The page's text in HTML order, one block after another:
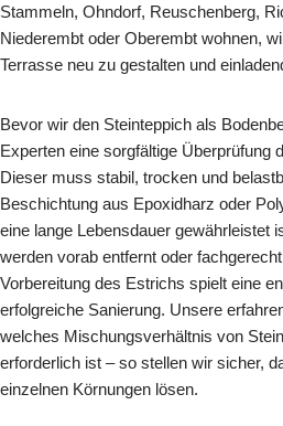
Stammeln, Ohndorf, Reuschenberg,
Niederembt oder Oberembt wohnen,
Terrasse neu zu gestalten und
Bevor wir den Steinteppich als
Experten eine sorgfältige Überprüfung
Dieser muss stabil, trocken und
Beschichtung aus Epoxidharz oder
eine lange Lebensdauer gewährleistet
werden vorab entfernt oder
Vorbereitung des Estrichs spielt eine
erfolgreiche Sanierung. Unsere
welches Mischungsverhältnis von
erforderlich ist – so stellen wir sicher,
einzelnen Körnungen lösen.